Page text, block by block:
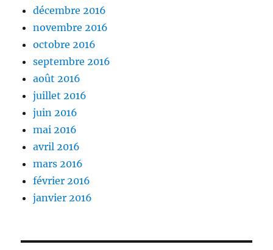
décembre 2016
novembre 2016
octobre 2016
septembre 2016
août 2016
juillet 2016
juin 2016
mai 2016
avril 2016
mars 2016
février 2016
janvier 2016